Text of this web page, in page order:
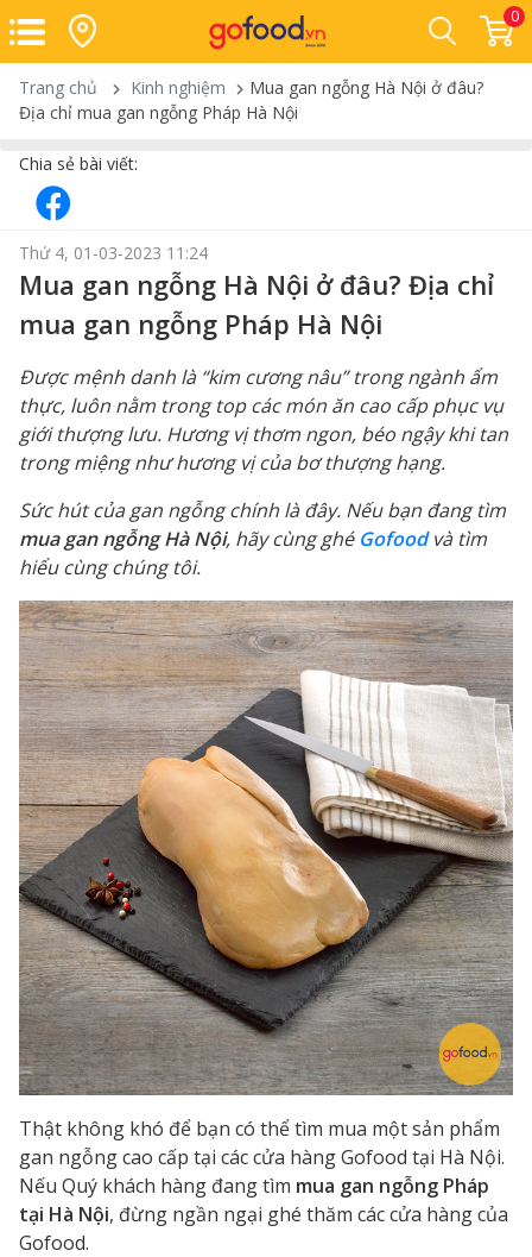
0
Trang chủ Kinh nghiệm
Mua gan ngỗng Hà Nội ở đâu?
Địa chỉ mua gan ngỗng Pháp Hà Nội
Chia sẻ bài viết:
Thứ 4, 01-03-2023 11:24
Mua gan ngỗng Hà Nội ở đâu? Địa chỉ
mua gan ngỗng Pháp Hà Nội
Được mệnh danh là “kim cương nâu” trong ngành ẩm
thực, luôn nằm trong top các món ăn cao cấp phục vụ
giới thượng lưu. Hương vị thơm ngon, béo ngậy khi tan
trong miệng như hương vị của bơ thượng hạng.
Sức hút của gan ngỗng chính là đây. Nếu bạn đang tìm
mua gan ngỗng Hà Nội, hãy cùng ghé Gofoodvà tìm
hiểu cùng chúng tôi.
Thật không khó để bạn có thể tìm mua một sản phẩm
gan ngỗng cao cấp tại các cửa hàng Gofood tại Hà Nội.
Nếu Quý khách hàng đang tìm mua gan ngỗng Pháp
tại Hà Nội, đừng ngần ngại ghé thăm các cửa hàng của
Gofood.